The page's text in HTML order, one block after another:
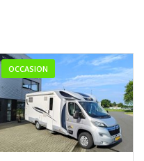
OCCASION